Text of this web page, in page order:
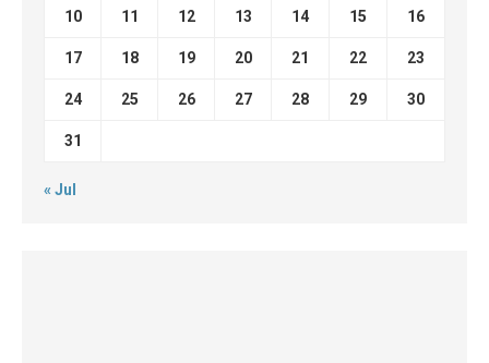
10 11 12 13 14 15 16
17 18 19 20 21 22 23
24 25 26 27 28 29 30
31
« Jul